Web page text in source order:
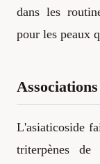
dans les
pour les peaux
L'asiaticoside
triterpènes de